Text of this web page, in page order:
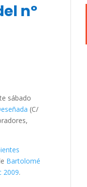
nº
sábado
(C/
Bartolomé
2009.